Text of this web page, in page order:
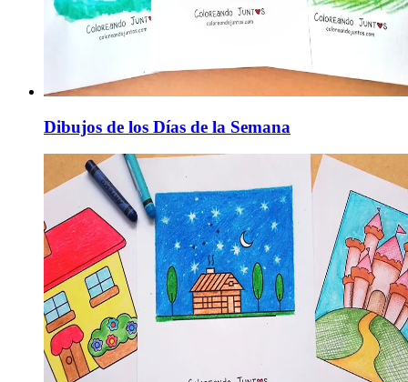
Dibujos de los Días de la Semana